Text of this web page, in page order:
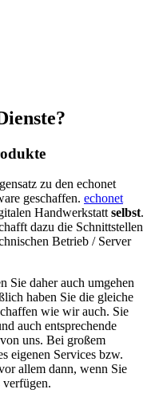
zu den echonet
geschaffen. echonet
Handwerkstattselbst.
dazu die Schnittstellen
Betrieb / Server
Sie daher auch umgehen
haben Sie die gleiche
wie wir auch. Sie
auch entsprechende
uns. Bei großem
eigenen Services bzw.
allem dann, wenn Sie